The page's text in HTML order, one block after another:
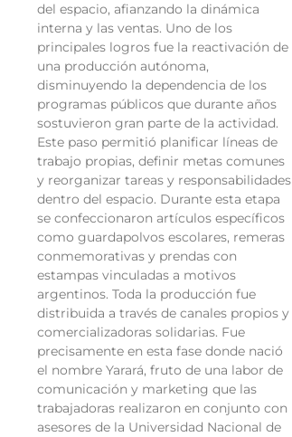
del espacio, afianzando la dinámica
interna y las ventas. Uno de los
principales logros fue la reactivación de
una producción autónoma,
disminuyendo la dependencia de los
programas públicos que durante años
sostuvieron gran parte de la actividad.
Este paso permitió planificar líneas de
trabajo propias, definir metas comunes
y reorganizar tareas y responsabilidades
dentro del espacio. Durante esta etapa
se confeccionaron artículos específicos
como guardapolvos escolares, remeras
conmemorativas y prendas con
estampas vinculadas a motivos
argentinos. Toda la producción fue
distribuida a través de canales propios y
comercializadoras solidarias. Fue
precisamente en esta fase donde nació
el nombre Yarará, fruto de una labor de
comunicación y marketing que las
trabajadoras realizaron en conjunto con
asesores de la Universidad Nacional de